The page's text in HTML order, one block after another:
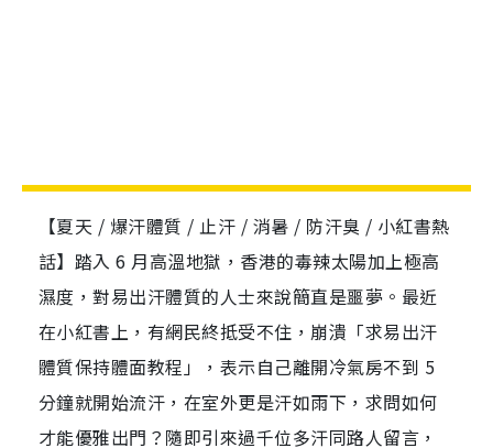
【夏天 / 爆汗體質 / 止汗 / 消暑 / 防汗臭 / 小紅書熱
話】踏入 6 月高溫地獄，香港的毒辣太陽加上極高
濕度，對易出汗體質的人士來說簡直是噩夢。最近
在小紅書上，有網民終抵受不住，崩潰「求易出汗
體質保持體面教程」，表示自己離開冷氣房不到 5
分鐘就開始流汗，在室外更是汗如雨下，求問如何
才能優雅出門？隨即引來過千位多汗同路人留言，